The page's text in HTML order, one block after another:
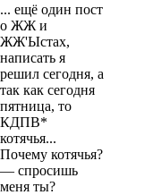
... ещё один пост
о ЖЖ и
ЖЖ'Ыстах,
написать я
решил сегодня, а
так как сегодня
пятница, то
КДПВ*
котячья...
Почему котячья?
— спросишь
меня ты?